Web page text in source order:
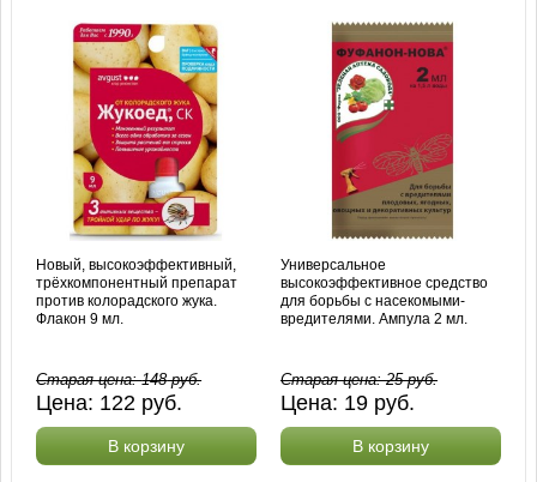
Новый, высокоэффективный,
трёхкомпонентный препарат
против колорадского жука.
Флакон 9 мл.
Старая цена:148руб.
Цена: 122 руб.
В корзину
Универсальное
высокоэффективное средство
для борьбы с насекомыми-
вредителями. Ампула 2 мл.
Старая цена:25руб.
Цена: 19 руб.
В корзину